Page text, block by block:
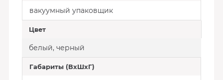
вакуумный упаковщик
Цвет
белый, черный
Габариты (ВхШхГ)